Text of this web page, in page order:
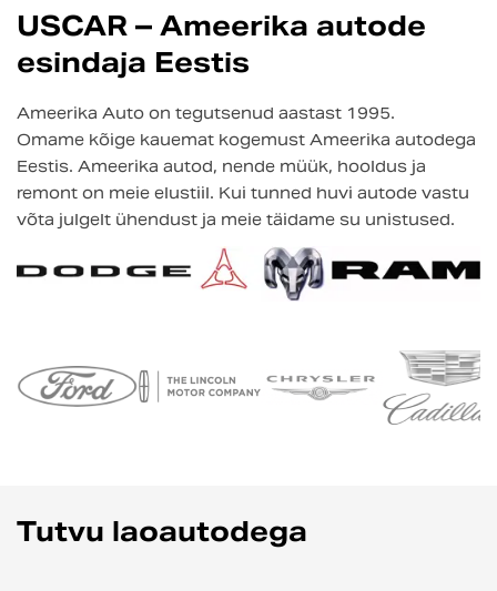
USCAR – Ameerika autode
esindaja Eestis
Ameerika Auto on tegutsenud aastast 1995.
Omame kõige kauemat kogemust Ameerika autodega
Eestis. Ameerika autod, nende müük, hooldus ja
remont on meie elustiil. Kui tunned huvi autode vastu
võta julgelt ühendust ja meie täidame su unistused.
Tutvu laoautodega